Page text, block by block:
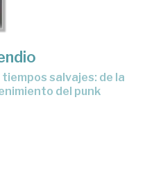
del punk